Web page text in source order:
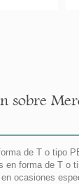
sobre
de T o tipo
en forma de T o
ocasiones